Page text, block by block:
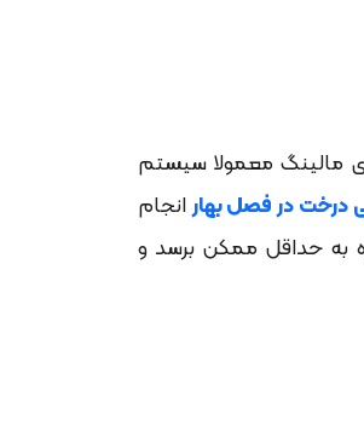
مالینگ معمولا سیستم
درخت در فصل بهارانجام
به حداقل ممکن برسد و